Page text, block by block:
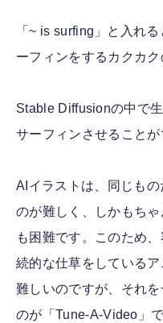
「~ is surfing」と入れ
ーフィンをするカクカク
Stable Diffusionの中で
サーフィンさせることが
AIイラストは、同じも
のが難しく、しかもち
も困難です。このため
続的な仕草をしている
難しいのですが、それ
のが「Tune-A-Video」で